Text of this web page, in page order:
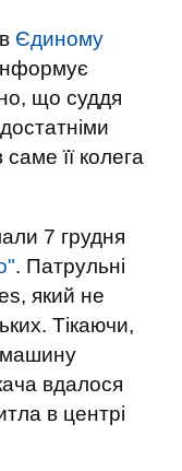
Єдиному
що суддя
її колега
7 грудня
. Патрульні
який не
Тікаючи,
машину
вдалося
в центрі